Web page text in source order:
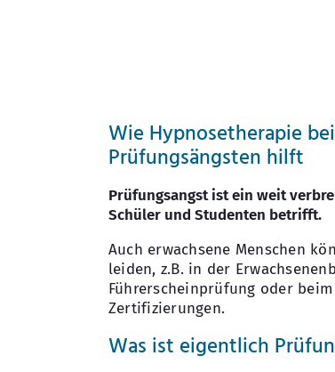
Wie Hypnosetherapie
Prüfungsängsten hilft
Prüfungsangst ist ein weit
Schüler und Studenten betrifft.
Auch erwachsene Menschen
leiden, z.B. in der
Führerscheinprüfung oder
Zertifizierungen.
Was ist eigentlich